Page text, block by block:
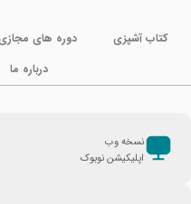
کتاب آشپزی دوره های
درباره ما
نسخه وب
اپلیکیشن نوبوک